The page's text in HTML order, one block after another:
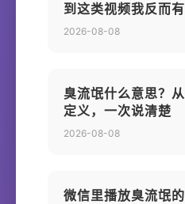
到这类视频我反而
2026-08-08
臭流氓什么意思？
定义，一次说清楚
2026-08-08
微信里播放臭流氓